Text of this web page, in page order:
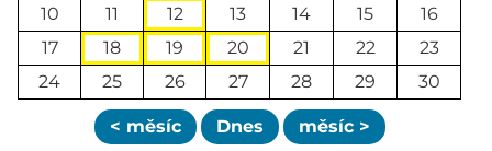
10 11 12 13 14 15
16
17
18 19 20 21 22
23
24
25 26 27 28 29 30
< měsíc Dnes měsíc >